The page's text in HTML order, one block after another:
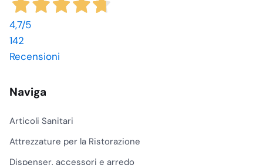
Versatilità d’uso:
Soluzioni adatte a
diverse applicazioni
nel settore
praticità:
massima efficienza
nel confezionamento
4,7/5
142
Recensioni
Naviga
Articoli Sanitari
Attrezzature per la Ristorazione
Dispenser, accessori e arredo